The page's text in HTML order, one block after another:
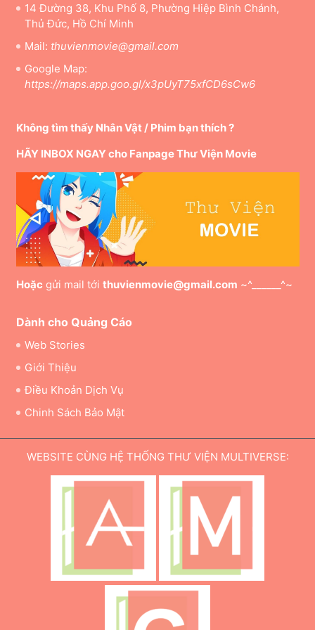
14 Đường 38, Khu Phố 8, Phường Hiệp Bình Chánh,
Thủ Đức, Hồ Chí Minh
Mail: thuvienmovie@gmail.com
Google Map:
https://maps.app.goo.gl/x3pUyT75xfCD6sCw6
Không tìm thấy Nhân Vật / Phim bạn thích ?
HÃY INBOX NGAY cho Fanpage Thư Viện Movie
Hoặc gửi mail tới thuvienmovie@gmail.com ~^______^~
Dành cho Quảng Cáo
Web Stories
Giới Thiệu
Điều Khoản Dịch Vụ
Chinh Sách Bảo Mật
WEBSITE CÙNG HỆ THỐNG THƯ VIỆN MULTIVERSE: